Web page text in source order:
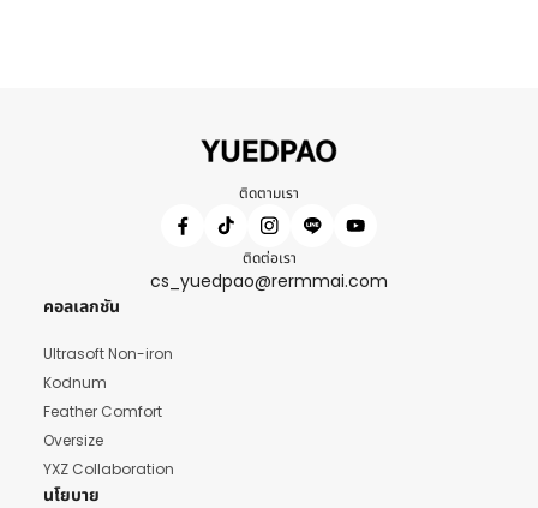
ติดตามเรา
ติดต่อเรา
cs_yuedpao@rermmai.com
คอลเลกชัน
Ultrasoft Non-iron
Kodnum
Feather Comfort
Oversize
YXZ Collaboration
นโยบาย